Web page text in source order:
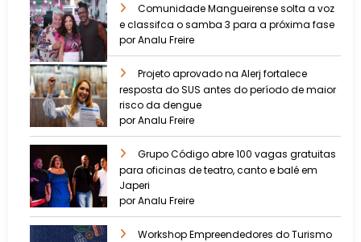
Comunidade Mangueirense solta a voz
e classifca o samba 3 para a próxima fase
por Analu Freire
Projeto aprovado na Alerj fortalece
resposta do SUS antes do período de maior
risco da dengue
por Analu Freire
Grupo Código abre 100 vagas gratuitas
para oficinas de teatro, canto e balé em
Japeri
por Analu Freire
Workshop Empreendedores do Turismo